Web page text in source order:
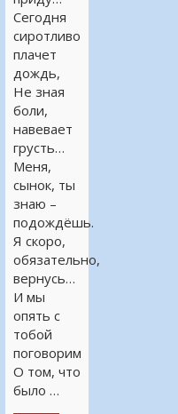
Сегодня
сиротливо
плачет
дождь,
Не зная
боли,
навевает
грусть…
Меня,
сынок, ты
знаю –
подождёшь.
Я скоро,
обязательно,
вернусь…
И мы
опять с
тобой
поговорим
О том, что
было …